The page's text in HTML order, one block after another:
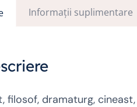
Informații suplimentare
filosof, dramaturg,